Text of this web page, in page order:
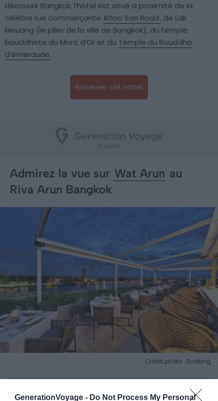
GenerationVoyage - Do Not Process My Personal
découvrir Bangkok, l’hôtel est situé à proximité de la
célèbre rue commerçante Khao San Road, de Lak
Meuang (le pilier de la ville de Bangkok), du temple
bouddhiste du Mont d’Or et du temple du Bouddha
d’émeraude.
Réserver cet hôtel
Admirez la vue sur Wat Arun au
Riva Arun Bangkok
Crédit photo : Booking
Lieu : Voir sur la carte